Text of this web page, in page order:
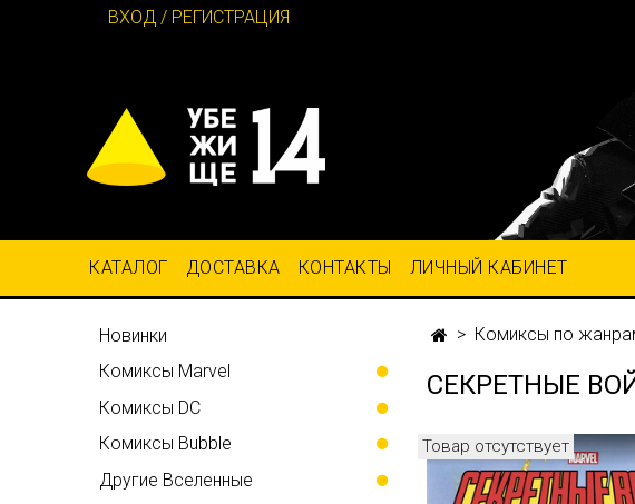
ВХОД / РЕГИСТРАЦИЯ
КАТАЛОГ ДОСТАВКА КОНТАКТЫ ЛИЧНЫЙ КАБИНЕТ
Комиксы по
СЕКРЕТНЫЕ
Товар отсутствует
Новинки
Комиксы Marvel
Комиксы DC
Комиксы Bubble
Другие Вселенные